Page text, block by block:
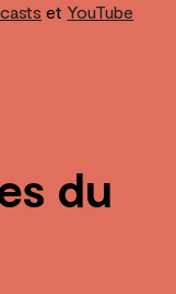
et YouTube
du